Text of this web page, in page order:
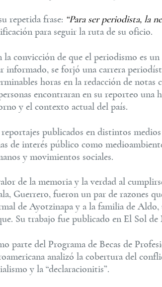
repetida frase: “Para ser periodista, la
para seguir la ruta de su oficio.
la convicción de que el periodismo es
informado, se forjó una carrera
horas en la redacción de notas
encontraran en su reporteo una
y el contexto actual del país.
reportajes publicados en distintos
de interés público como
y movimientos sociales.
de la memoria y la verdad al
Guerrero, fueron un par de razones
de Ayotzinapa y a la familia de
Su trabajo fue publicado en El Sol de
parte del Programa de Becas de
analizó la cobertura del
y la “declaracionitis”.